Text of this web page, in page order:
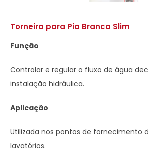
Torneira para Pia Branca Slim
Função
Controlar e regular o fluxo de água
instalação hidráulica.
Aplicação
Utilizada nos pontos de fornecimento
lavatórios.